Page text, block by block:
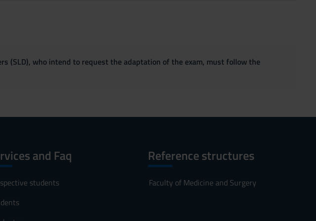
(SLD), who intend to request the adaptation of the exam, must follow the
and Faq
students
Reference structures
Faculty of Medicine and Surgery